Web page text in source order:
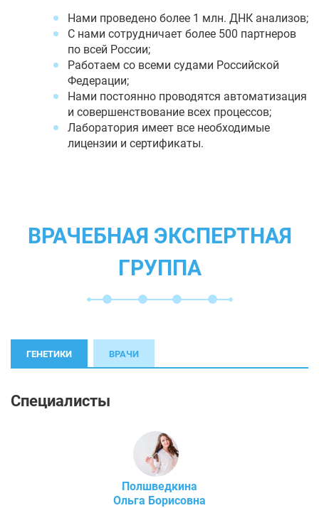
Нами проведено более 1 млн. ДНК анализов;
С нами сотрудничает более 500 партнеров
по всей России;
Работаем со всеми судами Российской
Федерации;
Нами постоянно проводятся автоматизация
и совершенствование всех процессов;
Лаборатория имеет все необходимые
лицензии и сертификаты.
ВРАЧЕБНАЯ ЭКСПЕРТНАЯ
ГРУППА
ГЕНЕТИКИ ВРАЧИ
Специалисты
Полшведкина
Ольга Борисовна